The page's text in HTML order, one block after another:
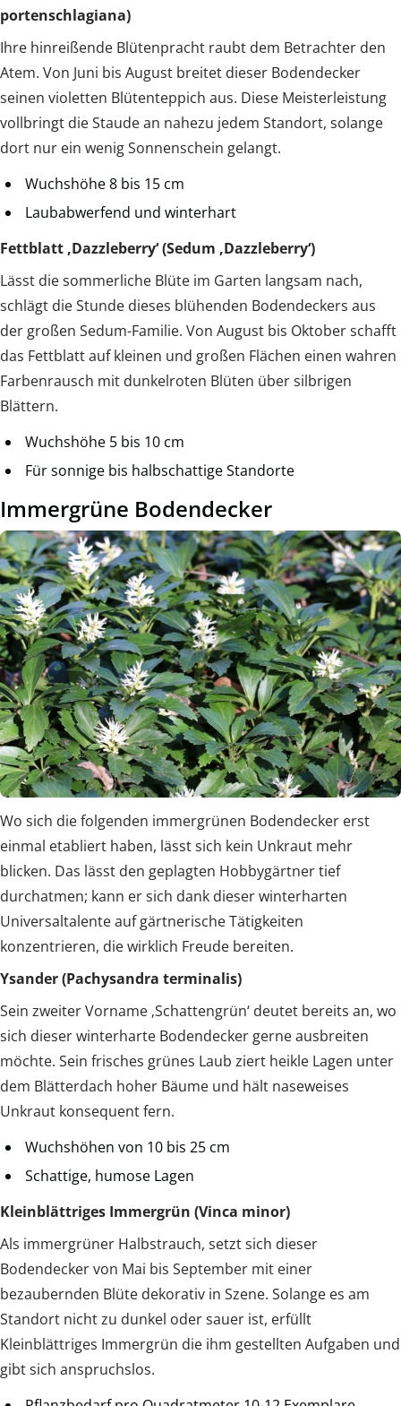
portenschlagiana)
Ihre hinreißende Blütenpracht raubt dem Betrachter den
Atem. Von Juni bis August breitet dieser Bodendecker
seinen violetten Blütenteppich aus. Diese Meisterleistung
vollbringt die Staude an nahezu jedem Standort, solange
dort nur ein wenig Sonnenschein gelangt.
Wuchshöhe 8 bis 15 cm
Laubabwerfend und winterhart
Fettblatt ‚Dazzleberry‘ (Sedum ‚Dazzleberry‘)
Lässt die sommerliche Blüte im Garten langsam nach,
schlägt die Stunde dieses blühenden Bodendeckers aus
der großen Sedum-Familie. Von August bis Oktober schafft
das Fettblatt auf kleinen und großen Flächen einen wahren
Farbenrausch mit dunkelroten Blüten über silbrigen
Blättern.
Wuchshöhe 5 bis 10 cm
Für sonnige bis halbschattige Standorte
Immergrüne Bodendecker
Wo sich die folgenden immergrünen Bodendecker erst
einmal etabliert haben, lässt sich kein Unkraut mehr
blicken. Das lässt den geplagten Hobbygärtner tief
durchatmen; kann er sich dank dieser winterharten
Universaltalente auf gärtnerische Tätigkeiten
konzentrieren, die wirklich Freude bereiten.
Ysander (Pachysandra terminalis)
Sein zweiter Vorname ‚Schattengrün‘ deutet bereits an, wo
sich dieser winterharte Bodendecker gerne ausbreiten
möchte. Sein frisches grünes Laub ziert heikle Lagen unter
dem Blätterdach hoher Bäume und hält naseweises
Unkraut konsequent fern.
Wuchshöhen von 10 bis 25 cm
Schattige, humose Lagen
Kleinblättriges Immergrün (Vinca minor)
Als immergrüner Halbstrauch, setzt sich dieser
Bodendecker von Mai bis September mit einer
bezaubernden Blüte dekorativ in Szene. Solange es am
Standort nicht zu dunkel oder sauer ist, erfüllt
Kleinblättriges Immergrün die ihm gestellten Aufgaben und
gibt sich anspruchslos.